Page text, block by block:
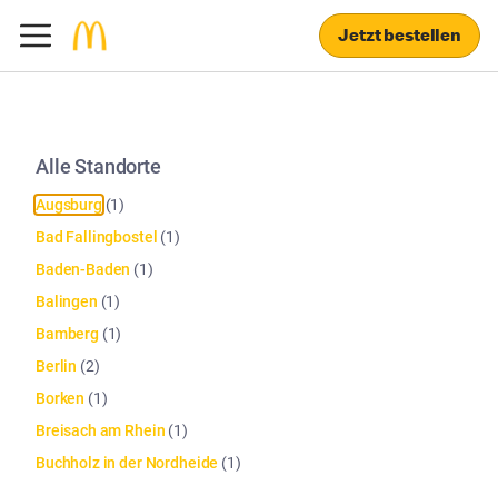
Jetzt bestellen
Alle Standorte
Augsburg (1)
Bad Fallingbostel (1)
Baden-Baden (1)
Balingen (1)
Bamberg (1)
Berlin (2)
Borken (1)
Breisach am Rhein (1)
Buchholz in der Nordheide (1)